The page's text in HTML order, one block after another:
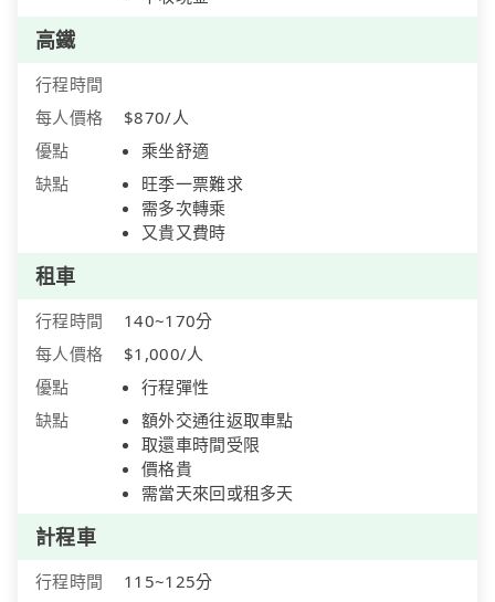
高鐵
行程時間
每人價格
$870/人
優點
乘坐舒適
缺點
旺季一票難求
需多次轉乘
又貴又費時
租車
行程時間
140~170分
每人價格
$1,000/人
優點
行程彈性
缺點
額外交通往返取車點
取還車時間受限
價格貴
需當天來回或租多天
計程車
行程時間
115~125分